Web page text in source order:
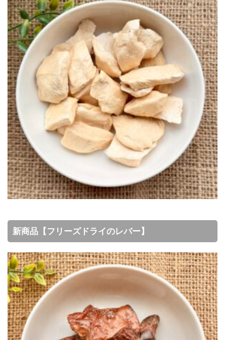
新商品【フリーズドライのレバー】